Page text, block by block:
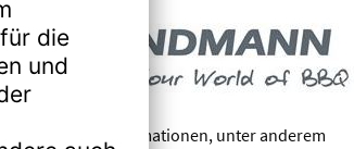
Mehr Informationen, unter anderem